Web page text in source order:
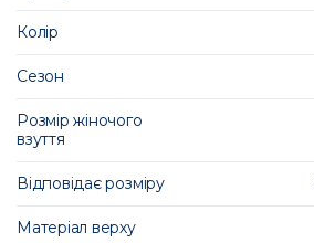
Колір
Сезон
Розмір жіночого
взуття
Відповідає розміру
Матеріал верху